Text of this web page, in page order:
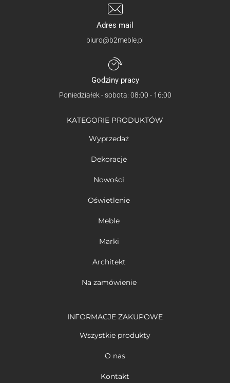
Adres mail
biuro@b2meble.pl
Godziny pracy
Poniedziałek - sobota: 08:00 - 16:00
KATEGORIE PRODUKTÓW
Wyprzedaż
Dekoracje
Nowości
Oświetlenie
Meble
Marki
Architekt
Na zamówienie
INFORMACJE ZAKUPOWE
Wszystkie produkty
O nas
Kontakt